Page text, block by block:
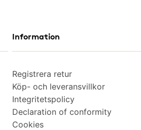
Information
Registrera retur
Köp- och leveransvillkor
Integritetspolicy
Declaration of conformity
Cookies